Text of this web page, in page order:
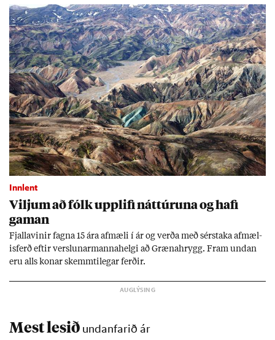
Innlent
Vilj­um að fólk upp­lifi nátt­úr­una og hafi
gam­an
Fjalla­vin­ir fagna 15 ára af­mæli í ár og verða með sér­staka af­mæl­
is­ferð eft­ir versl­un­ar­manna­helgi að Græna­hrygg. Fram und­an
eru alls kon­ar skemmti­leg­ar ferð­ir.
Mest lesið undanfarið ár